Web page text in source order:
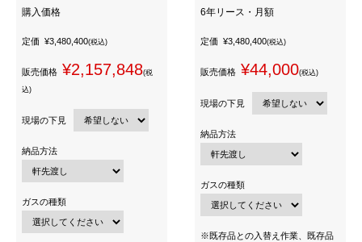
購入価格
定価 ¥3,480,400(税込)
販売価格 ¥2,157,848(税
込)
現場の下見
納品方法
ガスの種類
6年リース・月額
定価 ¥3,480,400(税込)
販売価格 ¥44,000(税込)
現場の下見
納品方法
ガスの種類
※既存品との入替え作業、既存品